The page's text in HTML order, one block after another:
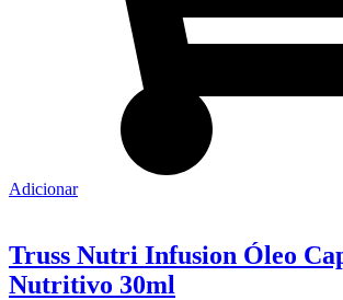
Adicionar
Truss Nutri Infusion Óleo
Nutritivo 30ml